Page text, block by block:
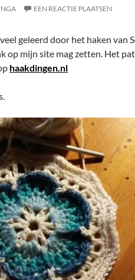
EEN REACTIE PLAATSEN
geleerd door het haken van
op mijn site mag zetten. Het
haakdingen.nl